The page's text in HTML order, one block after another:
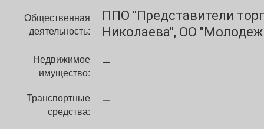
Общественная
деятельность:
ППО "Представители
Николаева", ОО
Недвижимое
имущество:
–
Транспортные
средства:
–